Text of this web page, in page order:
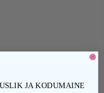
JA KODUMAINE